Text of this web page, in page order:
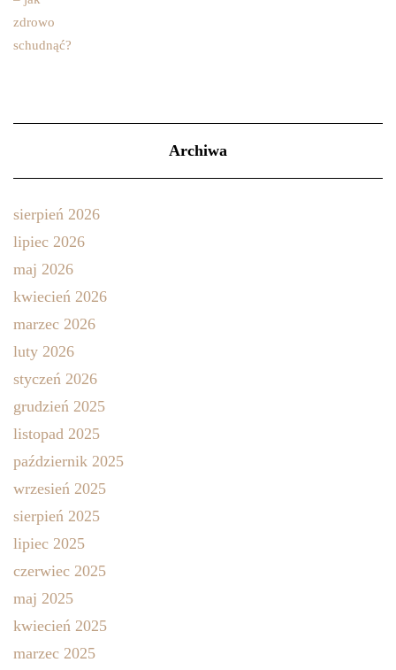
Archiwa
sierpień 2026
lipiec 2026
maj 2026
kwiecień 2026
marzec 2026
luty 2026
styczeń 2026
grudzień 2025
listopad 2025
październik 2025
wrzesień 2025
sierpień 2025
lipiec 2025
czerwiec 2025
maj 2025
kwiecień 2025
marzec 2025